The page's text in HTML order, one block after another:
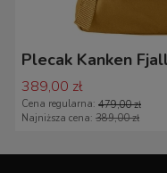
Plecak Kanken
389,00 zł
Cena regularna: 479,00 zł
Najniższa cena: 389,00 zł